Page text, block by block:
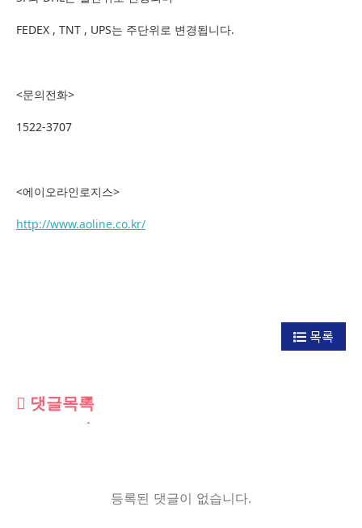
FEDEX , TNT , UPS는 주단위로 변경됩니다.
<문의전화>
1522-3707
<에이오라인로지스>
http://www.aoline.co.kr/
목록
댓글목록
등록된 댓글이 없습니다.